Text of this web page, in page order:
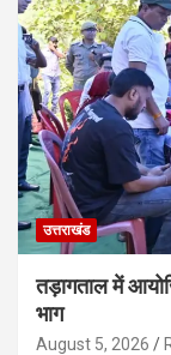
उत्तराखंड
तड़ागताल में
भाग
August 5, 2026